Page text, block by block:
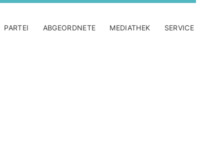
PARTEI ABGEORDNETE MEDIATHEK SERVICE